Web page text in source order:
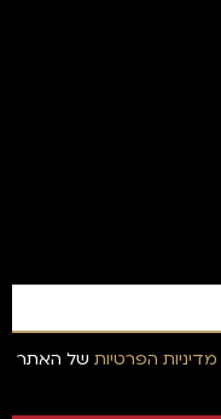
מדיניות הפרטיות של האתר